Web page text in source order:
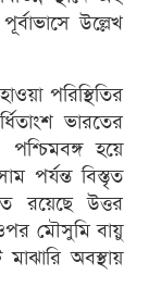
উল্লেখ
পরিস্থিতির
ভারতের
পশ্চিমবঙ্গ হয়ে
পর্যন্ত বিস্তৃত
রয়েছে উত্তর
ওপর মৌসুমি বায়ু
অবস্থায়